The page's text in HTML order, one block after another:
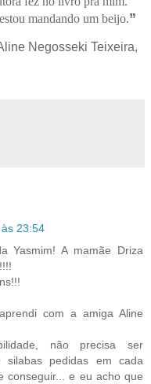
mandando um beijo.”
Negosseki Teixeira,
23:54
Yasmim! A mamãe Driza
com a amiga Aline
não precisa ser
silabas pedidas em cada
conseguir... e eu acho que